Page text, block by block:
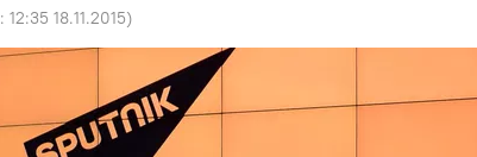
12:35 18.11.2015)